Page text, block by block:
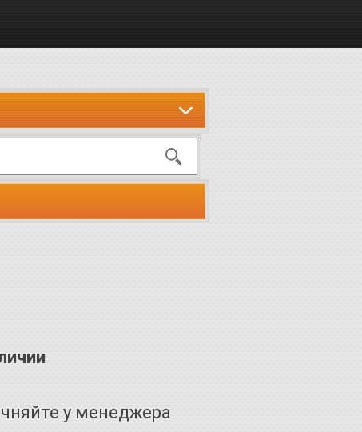
у менеджера